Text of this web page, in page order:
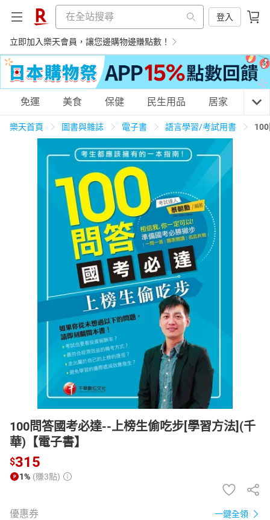
登入
立即加入樂天會員，讓您邊購物邊賺點數！
購物網分類
美食蛋糕 養生保健 民生用品
3C家電 運動休閒
男裝 化妝保養
電子/紙本書
HOT
免運 美食 保健 民生用品 居家 3C
樂天首頁 圖書與雜誌 電子書 語言學習/考試用書
100問答國考必達--上榜生偷吃步[學習方法](千
華)【電子書】
$315
1% (賺3點)
優惠券 一鍵全領